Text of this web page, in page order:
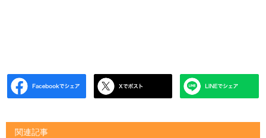
関連記事